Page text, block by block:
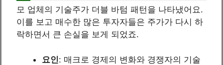
모 업체의 기술주가 더블 바텀 패턴을 나타냈어요.
이를 보고 매수한 많은 투자자들은 주가가 다시 하
락하면서 큰 손실을 보게 되었죠.
요인: 매크로 경제의 변화와 경쟁자의 기술